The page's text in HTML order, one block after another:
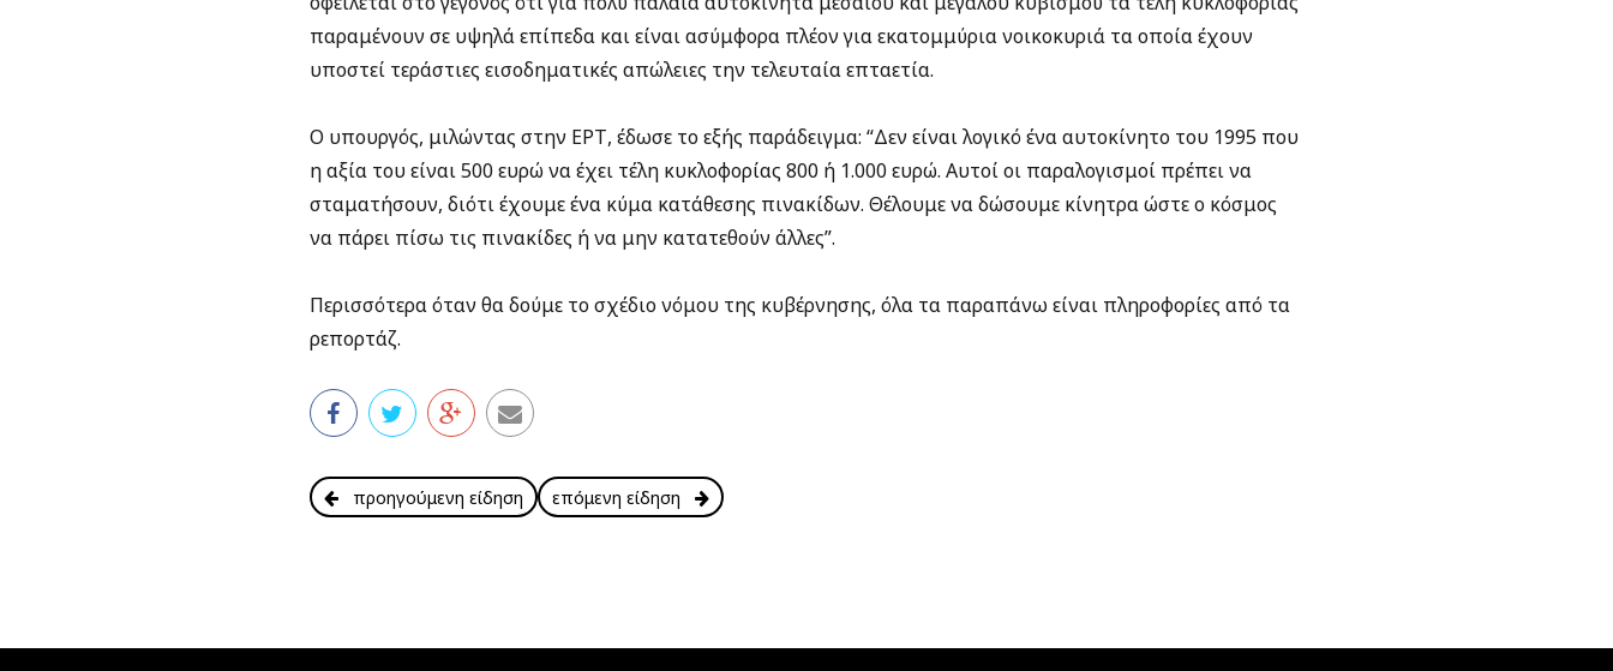
παραμένουν σε υψηλά επίπεδα και είναι ασύμφορα πλέον για εκατομμύρια νοικοκυριά τα οποία έχουν
υποστεί τεράστιες εισοδηματικές απώλειες την τελευταία επταετία.
Ο υπουργός, μιλώντας στην ΕΡΤ, έδωσε το εξής παράδειγμα: “Δεν είναι λογικό ένα αυτοκίνητο του 1995 που
η αξία του είναι 500 ευρώ να έχει τέλη κυκλοφορίας 800 ή 1.000 ευρώ. Αυτοί οι παραλογισμοί πρέπει να
σταματήσουν, διότι έχουμε ένα κύμα κατάθεσης πινακίδων. Θέλουμε να δώσουμε κίνητρα ώστε ο κόσμος
να πάρει πίσω τις πινακίδες ή να μην κατατεθούν άλλες”.
Περισσότερα όταν θα δούμε το σχέδιο νόμου της κυβέρνησης, όλα τα παραπάνω είναι πληροφορίες από τα
ρεπορτάζ.
προηγούμενη είδηση επόμενη είδηση